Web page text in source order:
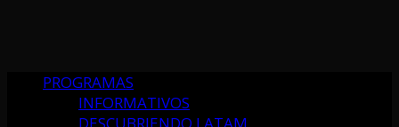
PROGRAMAS
INFORMATIVOS